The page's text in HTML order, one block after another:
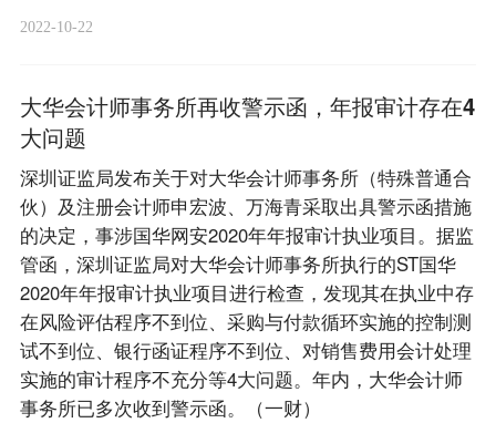
2022-10-22
大华会计师事务所再收警示函，年报审计存在4
大问题
深圳证监局发布关于对大华会计师事务所（特殊普通合
伙）及注册会计师申宏波、万海青采取出具警示函措施
的决定，事涉国华网安2020年年报审计执业项目。据监
管函，深圳证监局对大华会计师事务所执行的ST国华
2020年年报审计执业项目进行检查，发现其在执业中存
在风险评估程序不到位、采购与付款循环实施的控制测
试不到位、银行函证程序不到位、对销售费用会计处理
实施的审计程序不充分等4大问题。年内，大华会计师
事务所已多次收到警示函。（一财）